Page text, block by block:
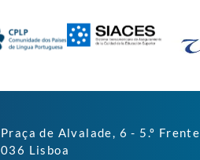
Praça de Alvalade, 6 - 5.º
036 Lisboa